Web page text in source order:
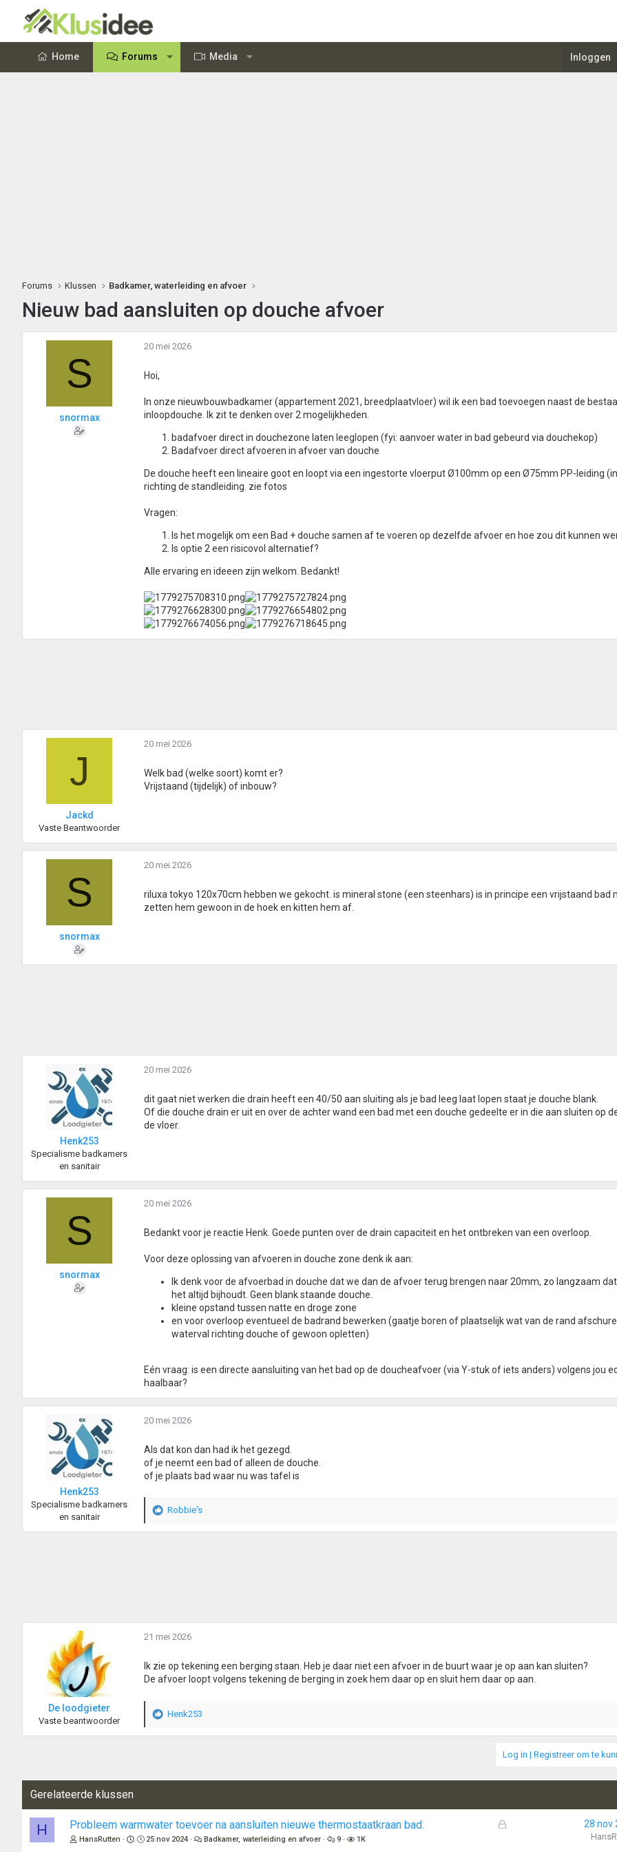
Home Forums Media Inloggen
Forums Klussen Badkamer, waterleiding en afvoer
Nieuw bad aansluiten op douche afvoer
S
snormax
20 mei 2026
Hoi,
In onze nieuwbouwbadkamer (appartement 2021, breedplaatvloer) wil ik een bad toevoegen naast de
inloopdouche. Ik zit te denken over 2 mogelijkheden.
badafvoer direct in douchezone laten leeglopen (fyi: aanvoer water in bad gebeurd via douchekop)
Badafvoer direct afvoeren in afvoer van douche
De douche heeft een lineaire goot en loopt via een ingestorte vloerput Ø100mm op een Ø75mm PP-leiding
richting de standleiding. zie fotos
Vragen:
Is het mogelijk om een Bad + douche samen af te voeren op dezelfde afvoer en hoe zou dit kunnen
Is optie 2 een risicovol alternatief?
Alle ervaring en ideeen zijn welkom. Bedankt!
J
Jackd
Vaste Beantwoorder
20 mei 2026
Welk bad (welke soort) komt er?
Vrijstaand (tijdelijk) of inbouw?
S
snormax
20 mei 2026
riluxa tokyo 120x70cm hebben we gekocht. is mineral stone (een steenhars) is in principe een vrijstaand bad
zetten hem gewoon in de hoek en kitten hem af.
Henk253
Specialisme badkamers
en sanitair
20 mei 2026
dit gaat niet werken die drain heeft een 40/50 aan sluiting als je bad leeg laat lopen staat je douche blank.
Of die douche drain er uit en over de achter wand een bad met een douche gedeelte er in die aan sluiten op
de vloer.
S
snormax
20 mei 2026
Bedankt voor je reactie Henk. Goede punten over de drain capaciteit en het ontbreken van een overloop.
Voor deze oplossing van afvoeren in douche zone denk ik aan:
Ik denk voor de afvoerbad in douche dat we dan de afvoer terug brengen naar 20mm, zo langzaam
het altijd bijhoudt. Geen blank staande douche.
kleine opstand tussen natte en droge zone
en voor overloop eventueel de badrand bewerken (gaatje boren of plaatselijk wat van de rand
waterval richting douche of gewoon opletten)
Eén vraag: is een directe aansluiting van het bad op de doucheafvoer (via Y-stuk of iets anders) volgens jou
haalbaar?
Henk253
Specialisme badkamers
en sanitair
20 mei 2026
Als dat kon dan had ik het gezegd.
of je neemt een bad of alleen de douche.
of je plaats bad waar nu was tafel is
W
e
Robbie's
De loodgieter
Vaste beantwoorder
21 mei 2026
Ik zie op tekening een berging staan. Heb je daar niet een afvoer in de buurt waar je op aan kan sluiten?
De afvoer loopt volgens tekening de berging in zoek hem daar op en sluit hem daar op aan.
W
e
g
e
Henk253
Log in | Registreer om te
Gerelateerde klussen
H
G
Probleem warmwater toevoer na aansluiten nieuwe thermostaatkraan bad.
HansRutten 25 nov 2024 Badkamer, waterleiding en afvoer 9 1K
28 nov